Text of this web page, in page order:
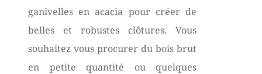
ganivelles en acacia pour créer de
belles et robustes clôtures. Vous
souhaitez vous procurer du bois brut
en petite quantité ou quelques